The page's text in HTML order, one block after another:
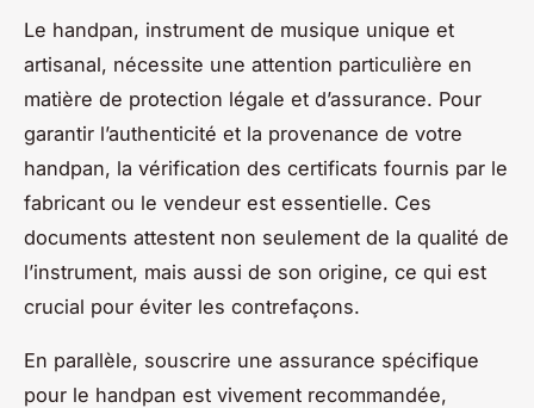
Le handpan, instrument de musique unique et
artisanal, nécessite une attention particulière en
matière de protection légale et d’assurance. Pour
garantir l’authenticité et la provenance de votre
handpan, la vérification des certificats fournis par le
fabricant ou le vendeur est essentielle. Ces
documents attestent non seulement de la qualité de
l’instrument, mais aussi de son origine, ce qui est
crucial pour éviter les contrefaçons.
En parallèle, souscrire une assurance spécifique
pour le handpan est vivement recommandée,